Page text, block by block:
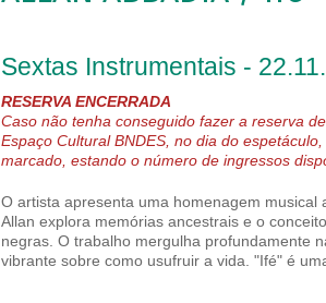
Sextas Instrumentais -
RESERVA ENCERRADA
Caso não tenha conseguido fazer a reserva
Espaço Cultural BNDES, no dia do
marcado, estando o número de ingressos
O artista apresenta uma homenagem
Allan explora memórias ancestrais e o
negras. O trabalho mergulha profundamente
vibrante sobre como usufruir a vida. "Ifé" é